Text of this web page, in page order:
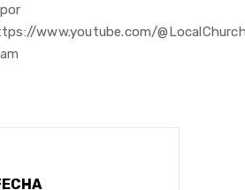
www.youtube.com/